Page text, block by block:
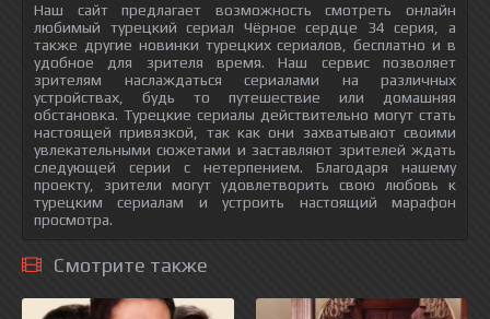
Наш сайт предлагает возможность смотреть онлайн
любимый турецкий сериал Чёрное сердце 34 серия, а
также другие новинки турецких сериалов, бесплатно и в
удобное для зрителя время. Наш сервис позволяет
зрителям наслаждаться сериалами на различных
устройствах, будь то путешествие или домашняя
обстановка. Турецкие сериалы действительно могут стать
настоящей привязкой, так как они захватывают своими
увлекательными сюжетами и заставляют зрителей ждать
следующей серии с нетерпением. Благодаря нашему
проекту, зрители могут удовлетворить свою любовь к
турецким сериалам и устроить настоящий марафон
просмотра.
Смотрите также